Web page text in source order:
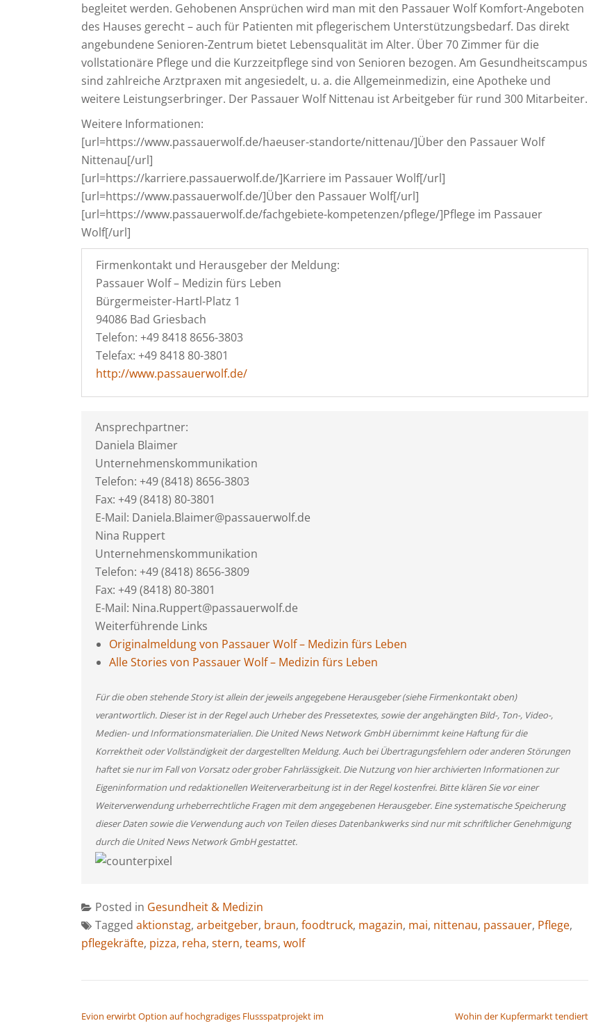
begleitet werden. Gehobenen Ansprüchen wird man mit den Passauer Wolf Komfort-Angeboten
des Hauses gerecht – auch für Patienten mit pflegerischem Unterstützungsbedarf. Das direkt
angebundene Senioren-Zentrum bietet Lebensqualität im Alter. Über 70 Zimmer für die
vollstationäre Pflege und die Kurzzeitpflege sind von Senioren bezogen. Am Gesundheitscampus
sind zahlreiche Arztpraxen mit angesiedelt, u. a. die Allgemeinmedizin, eine Apotheke und
weitere Leistungserbringer. Der Passauer Wolf Nittenau ist Arbeitgeber für rund 300 Mitarbeiter.
Weitere Informationen:
[url=https://www.passauerwolf.de/haeuser-standorte/nittenau/]Über den Passauer Wolf
Nittenau[/url]
[url=https://karriere.passauerwolf.de/]Karriere im Passauer Wolf[/url]
[url=https://www.passauerwolf.de/]Über den Passauer Wolf[/url]
[url=https://www.passauerwolf.de/fachgebiete-kompetenzen/pflege/]Pflege im Passauer
Wolf[/url]
Firmenkontakt und Herausgeber der Meldung:
Passauer Wolf – Medizin fürs Leben
Bürgermeister-Hartl-Platz 1
94086 Bad Griesbach
Telefon: +49 8418 8656-3803
Telefax: +49 8418 80-3801
http://www.passauerwolf.de/
Ansprechpartner:
Daniela Blaimer
Unternehmenskommunikation
Telefon: +49 (8418) 8656-3803
Fax: +49 (8418) 80-3801
E-Mail: Daniela.Blaimer@passauerwolf.de
Nina Ruppert
Unternehmenskommunikation
Telefon: +49 (8418) 8656-3809
Fax: +49 (8418) 80-3801
E-Mail: Nina.Ruppert@passauerwolf.de
Weiterführende Links
Originalmeldung von Passauer Wolf – Medizin fürs Leben
Alle Stories von Passauer Wolf – Medizin fürs Leben
Für die oben stehende Story ist allein der jeweils angegebene Herausgeber (siehe Firmenkontakt oben)
verantwortlich. Dieser ist in der Regel auch Urheber des Pressetextes, sowie der angehängten Bild-, Ton-, Video-,
Medien- und Informationsmaterialien. Die United News Network GmbH übernimmt keine Haftung für die
Korrektheit oder Vollständigkeit der dargestellten Meldung. Auch bei Übertragungsfehlern oder anderen Störungen
haftet sie nur im Fall von Vorsatz oder grober Fahrlässigkeit. Die Nutzung von hier archivierten Informationen zur
Eigeninformation und redaktionellen Weiterverarbeitung ist in der Regel kostenfrei. Bitte klären Sie vor einer
Weiterverwendung urheberrechtliche Fragen mit dem angegebenen Herausgeber. Eine systematische Speicherung
dieser Daten sowie die Verwendung auch von Teilen dieses Datenbankwerks sind nur mit schriftlicher Genehmigung
durch die United News Network GmbH gestattet.
Posted in Gesundheit & Medizin
Tagged aktionstag, arbeitgeber, braun, foodtruck, magazin, mai, nittenau, passauer, Pflege,
pflegekräfte, pizza, reha, stern, teams, wolf
Evion erwirbt Option auf hochgradiges Flussspatprojekt im
Wohin der Kupfermarkt tendiert